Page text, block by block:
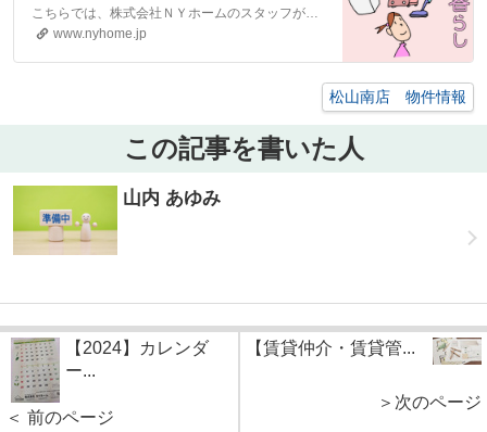
動産なら株式会社NYホーム
こちらでは、株式会社ＮＹホームのスタッフが執筆したスタッフブログ記事、「入居者に人気の設備ランキング２０２２年」をご紹介しております。他にも様々なテーマの記事がありますので、お住まい探しの合間にぜひご一読ください！
www.nyhome.jp
松山南店 物件情報
この記事を書いた人
山内 あゆみ
【2024】カレンダ
ー...
＜ 前のページ
【賃貸仲介・賃貸管...
＞次のページ